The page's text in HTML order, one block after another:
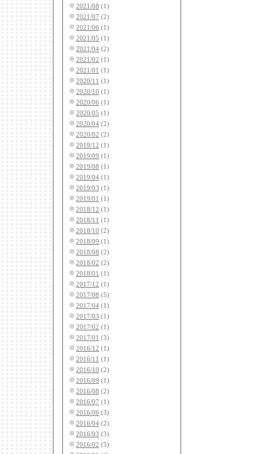
2021/08 (1)
2021/07 (2)
2021/06 (1)
2021/05 (1)
2021/04 (2)
2021/02 (1)
2021/01 (1)
2020/11 (1)
2020/10 (1)
2020/06 (1)
2020/05 (1)
2020/04 (2)
2020/02 (2)
2019/12 (1)
2019/09 (1)
2019/08 (1)
2019/04 (1)
2019/03 (1)
2019/01 (1)
2018/12 (1)
2018/11 (1)
2018/10 (2)
2018/09 (1)
2018/08 (2)
2018/02 (2)
2018/01 (1)
2017/12 (1)
2017/08 (5)
2017/04 (1)
2017/03 (1)
2017/02 (1)
2017/01 (3)
2016/12 (1)
2016/11 (1)
2016/10 (2)
2016/09 (1)
2016/08 (2)
2016/07 (1)
2016/06 (3)
2016/04 (2)
2016/03 (3)
2016/02 (5)